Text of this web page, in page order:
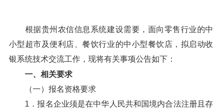
根据贵州农信信息系统建设需要，面向零售行业的中
小型超市及便利店、餐饮行业的中小型餐饮店，拟启动收
银系统技术交流工作，现将有关事项公告如下：
一、相关要求
（一）报名资格要求
1．报名企业须是在中华人民共和国境内合法注册且存